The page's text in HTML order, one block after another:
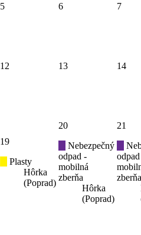
5 6
7
12 13 14
19
Plasty
Hôrka
(Poprad)
20
Nebezpečný
odpad -
mobilná
zberňa
Hôrka
(Poprad)
21
zberňa